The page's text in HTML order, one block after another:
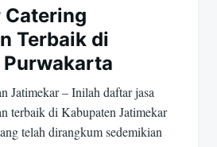
Catering
Terbaik di
Jatimekar – Inilah daftar jasa
terbaik di Kabupaten Jatimekar
telah dirangkum sedemikian